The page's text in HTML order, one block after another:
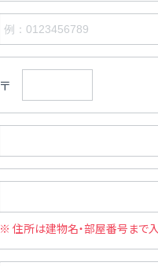
〒
※ 住所は建物名・部屋番号まで